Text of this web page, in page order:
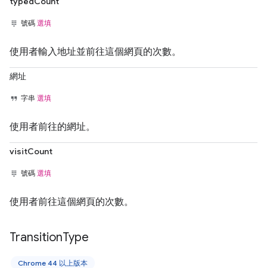
號碼 選填
使用者輸入地址並前往這個網頁的次數。
網址
字串 選填
使用者前往的網址。
visitCount
號碼 選填
使用者前往這個網頁的次數。
TransitionType
Chrome 44 以上版本